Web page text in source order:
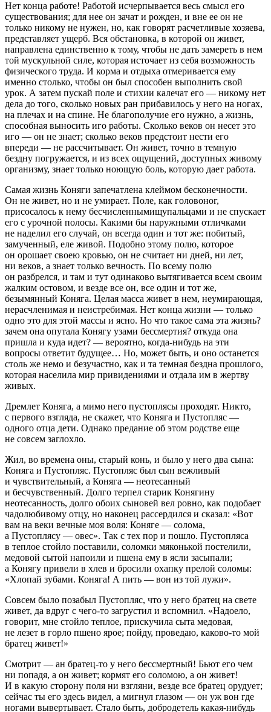
Нет конца работе! Работой исчерпывается весь смысл его
существования; для нее он зачат и рожден, и вне ее он не
только никому не нужен, но, как говорят расчетливые хозяева,
представляет ущерб. Вся обстановка, в которой он живет,
направлена единственно к тому, чтобы не дать замереть в нем
той мускульной силе, которая источает из себя возможность
физического труда. И корма и отдыха отмеривается ему
именно столько, чтобы он был способен выполнить свой
урок. А затем пускай поле и стихии калечат его — никому нет
дела до того, сколько новых ран прибавилось у него на ногах,
на плечах и на спине. Не благополучие его нужно, а жизнь,
способная выносить иго работы. Сколько веков он несет это
иго — он не знает; сколько веков предстоит нести его
впереди — не рассчитывает. Он живет, точно в темную
бездну погружается, и из всех ощущений, доступных живому
организму, знает только ноющую боль, которую дает работа.
Самая жизнь Коняги запечатлена клеймом бесконечности.
Он не живет, но и не умирает. Поле, как головоног,
присосалось к нему бесчисленнымищупальцами и не спускает
его с урочной полосы. Какими бы наружными отличками
не наделил его случай, он всегда один и тот же: побитый,
замученный, еле живой. Подобно этому полю, которое
он орошает своею кровью, он не считает ни дней, ни лет,
ни веков, а знает только вечность. По всему полю
он разбрелся, и там и тут одинаково вытягивается всем своим
жалким остовом, и везде все он, все один и тот же,
безымянный Коняга. Целая масса живет в нем, неумирающая,
нерасчленимая и неистребимая. Нет конца жизни — только
одно это для этой массы и ясно. Но что такое сама эта жизнь?
зачем она опутала Конягу узами бессмертия? откуда она
пришла и куда идет? — вероятно, когда-нибудь на эти
вопросы ответит будущее… Но, может быть, и оно останется
столь же немо и безучастно, как и та темная бездна прошлого,
которая населила мир привидениями и отдала им в жертву
живых.
Дремлет Коняга, а мимо него пустоплясы проходят. Никто,
с первого взгляда, не скажет, что Коняга и Пустопляс —
одного отца дети. Однако предание об этом родстве еще
не совсем заглохло.
Жил, во времена оны, старый конь, и было у него два сына:
Коняга и Пустопляс. Пустопляс был сын вежливый
и чувствительный, а Коняга — неотесанный
и бесчувственный. Долго терпел старик Конягину
неотесанность, долго обоих сыновей вел ровно, как подобает
чадолюбивому отцу, но наконец рассердился и сказал: «Вот
вам на веки вечные моя воля: Коняге — солома,
а Пустоплясу — овес». Так с тех пор и пошло. Пустопляса
в теплое стойло поставили, соломки мяконькой постелили,
медовой сытой напоили и пшена ему в ясли засыпали;
а Конягу привели в хлев и бросили охапку прелой соломы:
«Хлопай зубами. Коняга! А пить — вон из той лужи».
Совсем было позабыл Пустопляс, что у него братец на свете
живет, да вдруг с чего-то загрустил и вспомнил. «Надоело,
говорит, мне стойло теплое, прискучила сыта медовая,
не лезет в горло пшено ярое; пойду, проведаю, каково-то мой
братец живет!»
Смотрит — ан братец-то у него бессмертный! Бьют его чем
ни попадя, а он живет; кормят его соломою, а он живет!
И в какую сторону поля ни взгляни, везде все братец орудует;
сейчас ты его здесь видел, а мигнул глазом — он уж вон где
ногами вывертывает. Стало быть, добродетель какая-нибудь